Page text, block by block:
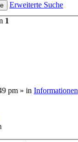
Erweiterte Suche
1
pm » in Informationen